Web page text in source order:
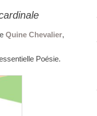
Quine Chevalier,
Poésie.